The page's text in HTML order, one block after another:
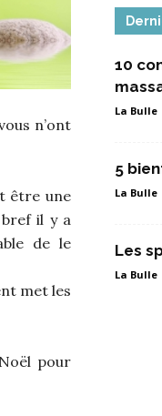
n’ont
être une
il y a
de le
met les
pour
10
La Bulle
5
La Bulle
Les
La Bulle